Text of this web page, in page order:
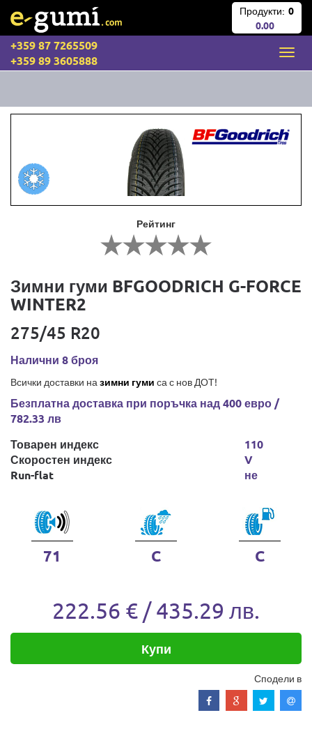
Продукти: 0
0.00
+359 87 7265509
+359 89 3605888
Рейтинг
Зимни гуми BFGOODRICH G-FORCE
WINTER2
275/45 R20
Налични 8 броя
Всички доставки на зимни гуми са с нов ДОТ!
Безплатна доставка при поръчка над 400 евро /
782.33 лв
Товарен индекс
Скоростен индекс
Run-flat
110
V
не
71 C C
222.56 € / 435.29 лв.
Купи
Сподели в